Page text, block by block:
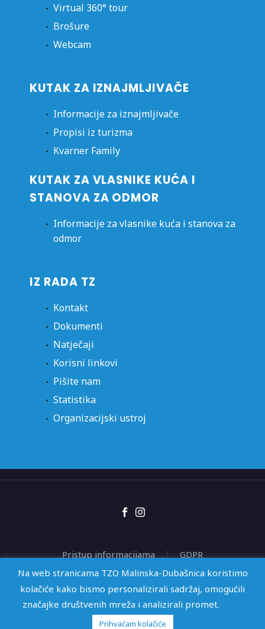
Virtual 360° tour
Brošure
Webcam
KUTAK ZA IZNAJMLJIVAČE
Informacije za iznajmljivače
Propisi iz turizma
Kvarner Family
KUTAK ZA VLASNIKE KUĆA I
STANOVA ZA ODMOR
Informacije za vlasnike kuća i stanova za
odmor
IZ RADA TZ
Kontakt
Dokumenti
Natječaji
Korisni linkovi
Pišite nam
Statistika
Organizacijski ustroj
Pristup informacijama
GDPR
Izjava o pristupačnosti
2026 © TZO Malinska-Dubašnica | Web by
Na web stranicama TZO Malinska-Dubašnica koristimo
kolačiće kako bismo personalizirali sadržaj, omogućili
značajke društvenih mreža i analizirali promet.
Prihvaćam kolačiće